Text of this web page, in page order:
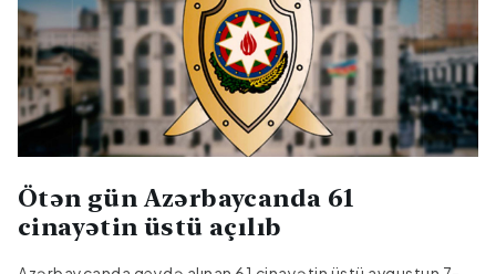
Ötən gün Azərbaycanda 61
cinayətin üstü açılıb